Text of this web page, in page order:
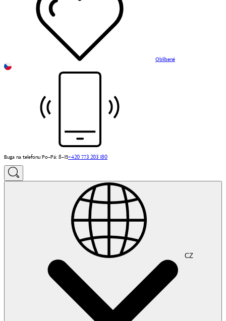
Oblíbené
Buga na telefonu Po–Pá: 8–15+420 773 203 180
CZ